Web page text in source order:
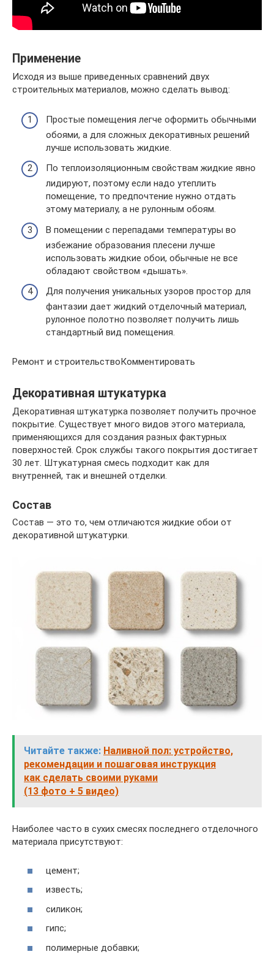
Применение
Исходя из выше приведенных сравнений двух
строительных материалов, можно сделать вывод:
Простые помещения легче оформить обычными
обоями, а для сложных декоративных решений
лучше использовать жидкие.
По теплоизоляционным свойствам жидкие явно
лидируют, поэтому если надо утеплить
помещение, то предпочтение нужно отдать
этому материалу, а не рулонным обоям.
В помещении с перепадами температуры во
избежание образования плесени лучше
использовать жидкие обои, обычные не все
обладают свойством «дышать».
Для получения уникальных узоров простор для
фантазии дает жидкий отделочный материал,
рулонное полотно позволяет получить лишь
стандартный вид помещения.
Ремонт и строительствоКомментировать
Декоративная штукатурка
Декоративная штукатурка позволяет получить прочное
покрытие. Существует много видов этого материала,
применяющихся для создания разных фактурных
поверхностей. Срок службы такого покрытия достигает
30 лет. Штукатурная смесь подходит как для
внутренней, так и внешней отделки.
Состав
Состав — это то, чем отличаются жидкие обои от
декоративной штукатурки.
Читайте также: Наливной пол: устройство,
рекомендации и пошаговая инструкция
как сделать своими руками
(13 фото + 5 видео)
Наиболее часто в сухих смесях последнего отделочного
материала присутствуют:
цемент;
известь;
силикон;
гипс;
полимерные добавки;